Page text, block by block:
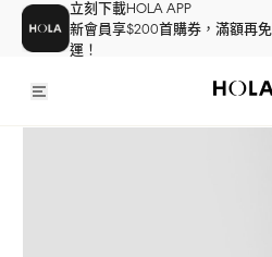
立刻下載HOLA APP
新會員享$200首購券，滿額再免
運！